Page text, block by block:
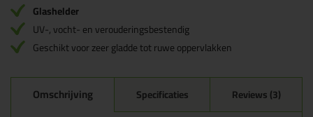
Glashelder
UV-, vocht- en verouderingsbestendig
Geschikt voor zeer gladde tot ruwe oppervlakken
Omschrijving Specificaties Reviews (3)